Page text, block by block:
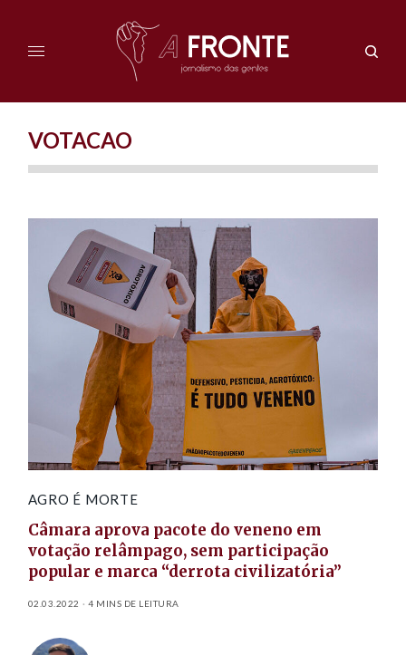
VOTACAO
AGRO É MORTE
Câmara aprova pacote do veneno em
votação relâmpago, sem participação
popular e marca “derrota civilizatória”
02.03.2022 4 MINS DE LEITURA